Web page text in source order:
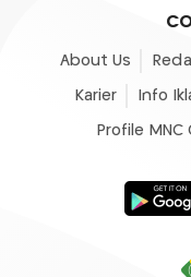
About Us
Karier Info
Profile MNC